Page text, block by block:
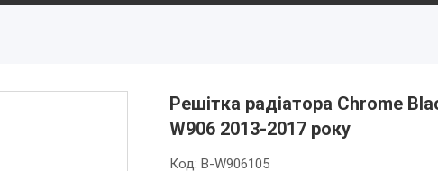
Решітка радіатора Chrome
W906 2013-2017 року
Код: B-W906105